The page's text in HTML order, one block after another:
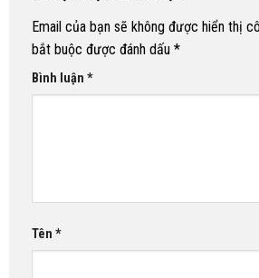
Email của bạn sẽ không được hiển thị
bắt buộc được đánh dấu *
Bình luận *
Tên *